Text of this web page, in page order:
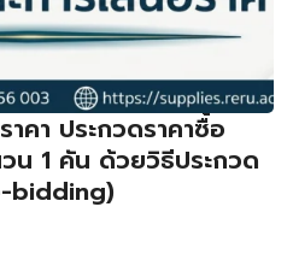
าคา ประกวดราคาซื้อ
น 1 คัน ด้วยวิธีประกวด
bidding)